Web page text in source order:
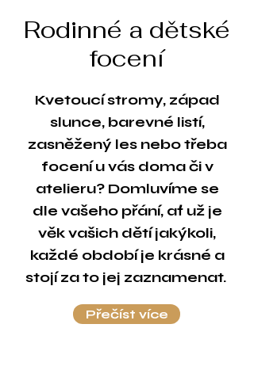
Rodinné a dětské
focení
Kvetoucí stromy, západ
slunce, barevné listí,
zasněžený les nebo třeba
focení u vás doma či v
atelieru? Domluvíme se
dle vašeho přání, ať už je
věk vašich dětí jakýkoli,
každé období je krásné a
stojí za to jej zaznamenat.
Přečíst více